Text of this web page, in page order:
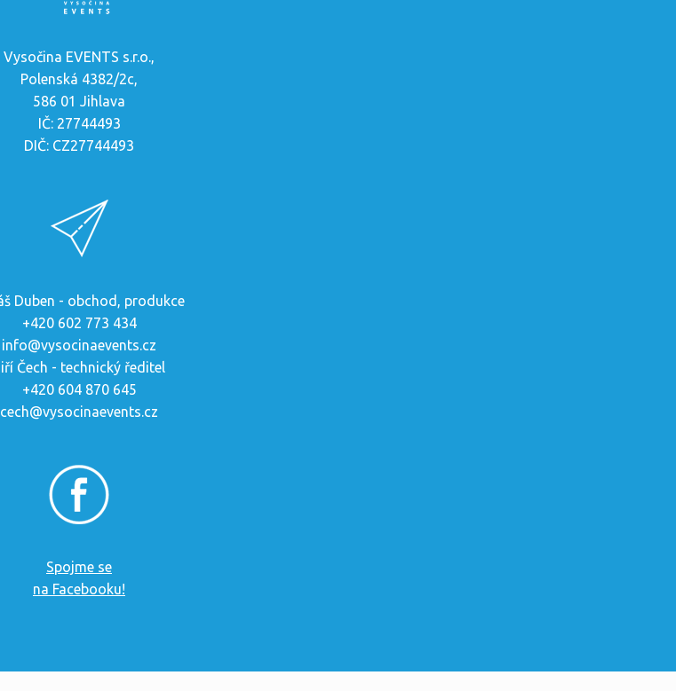
Vysočina EVENTS s.r.o.,
Polenská 4382/2c,
586 01 Jihlava
IČ: 27744493
DIČ: CZ27744493
Duben - obchod, produkce
+420 602 773 434
info@vysocinaevents.cz
Čech - technický ředitel
+420 604 870 645
cech@vysocinaevents.cz
Spojme se
na Facebooku!